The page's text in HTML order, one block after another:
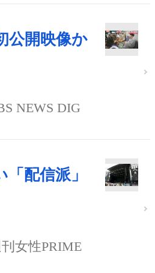
公開映像か
NEWS DIG
配信派」
女性PRIME